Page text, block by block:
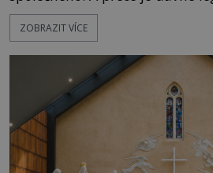
pohádky i podvědomí
podivným způsobem vzájemně
tajemství pocházející ze
civilizace? Nebo dokonce z
ještě mnohem hlubších? [g
ZOBRAZIT VÍCE